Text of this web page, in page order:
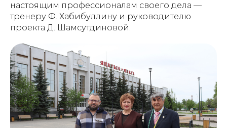
настоящим профессионалам своего дела —
тренеру Ф. Хабибуллину и руководителю
проекта Д. Шамсутдиновой.